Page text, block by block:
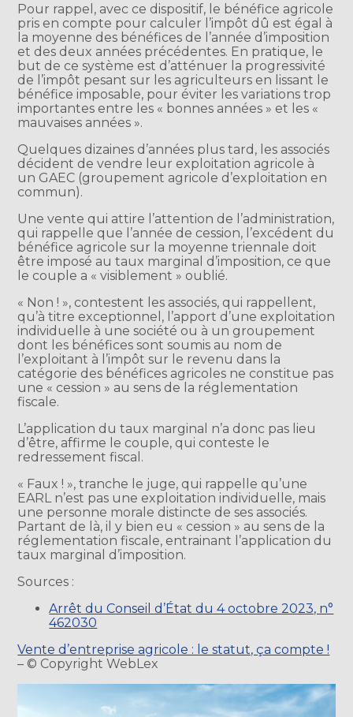
Pour rappel, avec ce dispositif, le bénéfice agricole
pris en compte pour calculer l’impôt dû est égal à
la moyenne des bénéfices de l’année d’imposition
et des deux années précédentes. En pratique, le
but de ce système est d’atténuer la progressivité
de l’impôt pesant sur les agriculteurs en lissant le
bénéfice imposable, pour éviter les variations trop
importantes entre les « bonnes années » et les «
mauvaises années ».
Quelques dizaines d’années plus tard, les associés
décident de vendre leur exploitation agricole à
un GAEC (groupement agricole d’exploitation en
commun).
Une vente qui attire l’attention de l’administration,
qui rappelle que l’année de cession, l’excédent du
bénéfice agricole sur la moyenne triennale doit
être imposé au taux marginal d’imposition, ce que
le couple a « visiblement » oublié.
« Non ! », contestent les associés, qui rappellent,
qu’à titre exceptionnel, l’apport d’une exploitation
individuelle à une société ou à un groupement
dont les bénéfices sont soumis au nom de
l’exploitant à l’impôt sur le revenu dans la
catégorie des bénéfices agricoles ne constitue pas
une « cession » au sens de la réglementation
fiscale.
L’application du taux marginal n’a donc pas lieu
d’être, affirme le couple, qui conteste le
redressement fiscal.
« Faux ! », tranche le juge, qui rappelle qu’une
EARL n’est pas une exploitation individuelle, mais
une personne morale distincte de ses associés.
Partant de là, il y bien eu « cession » au sens de la
réglementation fiscale, entrainant l’application du
taux marginal d’imposition.
Sources :
Arrêt du Conseil d’État du 4 octobre 2023, n°
462030
Vente d’entreprise agricole : le statut, ça compte !
– © Copyright WebLex